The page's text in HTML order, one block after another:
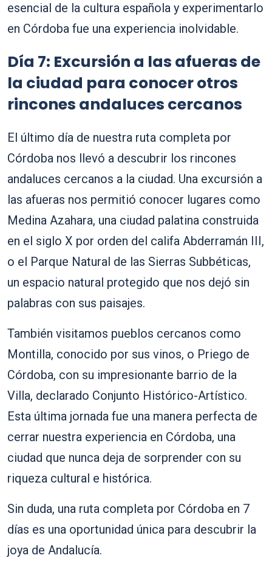
esencial de la cultura española y experimentarlo
en Córdoba fue una experiencia inolvidable.
Día 7: Excursión a las afueras de
la ciudad para conocer otros
rincones andaluces cercanos
El último día de nuestra ruta completa por
Córdoba nos llevó a descubrir los rincones
andaluces cercanos a la ciudad. Una excursión a
las afueras nos permitió conocer lugares como
Medina Azahara, una ciudad palatina construida
en el siglo X por orden del califa Abderramán III,
o el Parque Natural de las Sierras Subbéticas,
un espacio natural protegido que nos dejó sin
palabras con sus paisajes.
También visitamos pueblos cercanos como
Montilla, conocido por sus vinos, o Priego de
Córdoba, con su impresionante barrio de la
Villa, declarado Conjunto Histórico-Artístico.
Esta última jornada fue una manera perfecta de
cerrar nuestra experiencia en Córdoba, una
ciudad que nunca deja de sorprender con su
riqueza cultural e histórica.
Sin duda, una ruta completa por Córdoba en 7
días es una oportunidad única para descubrir la
joya de Andalucía.